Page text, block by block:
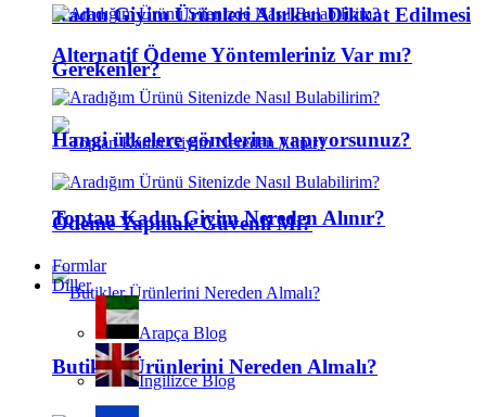
Kadın Giyim Ürünleri Alırken Dikkat Edilmesi
Gerekenler?
Toptan Kadın Giyim Nereden Alınır?
Butikler Ürünlerini Nereden Almalı?
Alternatif Ödeme Yöntemleriniz Var mı?
Hangi ülkelere gönderim yapıyorsunuz?
Ödeme Yapmak Güvenli Mi?
Formlar
Diller
Arapça Blog
İngilizce Blog